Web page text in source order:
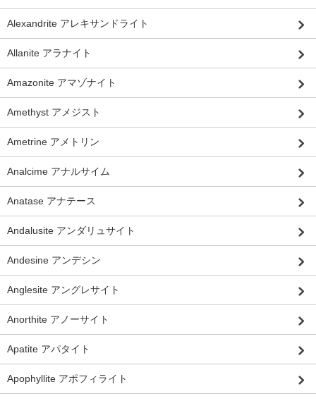
Alexandrite アレキサンドライト
Allanite アラナイト
Amazonite アマゾナイト
Amethyst アメジスト
Ametrine アメトリン
Analcime アナルサイム
Anatase アナテース
Andalusite アンダリュサイト
Andesine アンデシン
Anglesite アングレサイト
Anorthite アノーサイト
Apatite アパタイト
Apophyllite アポフィライト